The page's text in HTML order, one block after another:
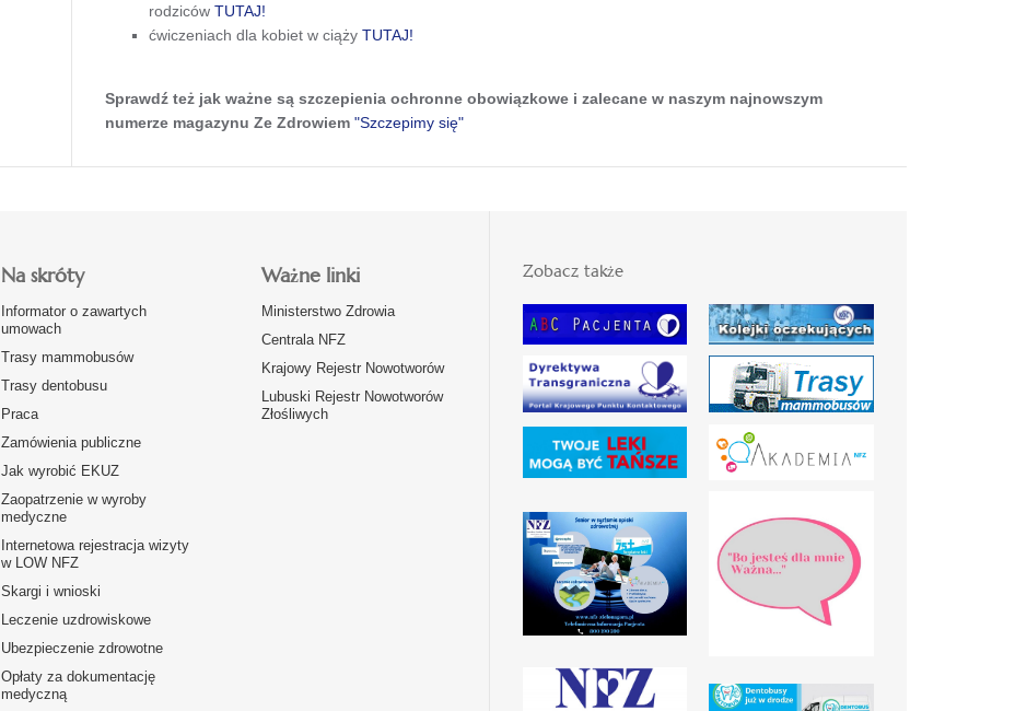
rodziców TUTAJ!
ćwiczeniach dla kobiet w ciąży TUTAJ!
Sprawdź też jak ważne są szczepienia ochronne obowiązkowe i zalecane w naszym najnowszym
numerze magazynu Ze Zdrowiem "Szczepimy się"
Na skróty
Informator o zawartych
umowach
Trasy mammobusów
Trasy dentobusu
Praca
Zamówienia publiczne
Jak wyrobić EKUZ
Zaopatrzenie w wyroby
medyczne
Internetowa rejestracja wizyty
w LOW NFZ
Skargi i wnioski
Leczenie uzdrowiskowe
Ubezpieczenie zdrowotne
Opłaty za dokumentację
medyczną
Ważne linki
Ministerstwo Zdrowia
Centrala NFZ
Krajowy Rejestr Nowotworów
Lubuski Rejestr Nowotworów
Złośliwych
Zobacz także